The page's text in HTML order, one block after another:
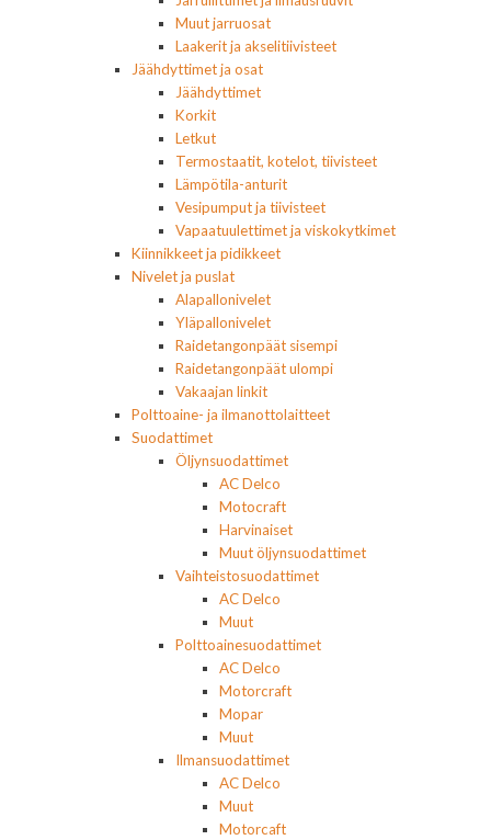
Muut jarruosat
Laakerit ja akselitiivisteet
Jäähdyttimet ja osat
Jäähdyttimet
Korkit
Letkut
Termostaatit, kotelot, tiivisteet
Lämpötila-anturit
Vesipumput ja tiivisteet
Vapaatuulettimet ja viskokytkimet
Kiinnikkeet ja pidikkeet
Nivelet ja puslat
Alapallonivelet
Yläpallonivelet
Raidetangonpäät sisempi
Raidetangonpäät ulompi
Vakaajan linkit
Polttoaine- ja ilmanottolaitteet
Suodattimet
Öljynsuodattimet
AC Delco
Motocraft
Harvinaiset
Muut öljynsuodattimet
Vaihteistosuodattimet
AC Delco
Muut
Polttoainesuodattimet
AC Delco
Motorcraft
Mopar
Muut
Ilmansuodattimet
AC Delco
Muut
Motorcaft